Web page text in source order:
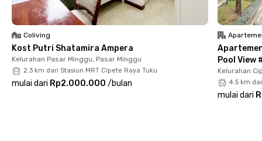
water heater, dan Wi-Fi. Tersedia area komunal, dapur bersama,
hingga area parkir mobil dan motor. Jangan sampai kehabisan
kamar!
Kamu juga bisa membawa hewan peliharaan, kecuali anjing,
yang hanya boleh beraktivitas di area kamar.
Cari kost lain di Jakarta Selatan.
Coliving
Kost Putri Shatamira Ampera
Kelurahan Pasar Minggu, Pasar Minggu
2.3 km dari Stasiun MRT Cipete Raya Tuku
mulai dari Rp2.000.000 /bulan
Pool View
Kelurahan
4.5 km
mulai dari